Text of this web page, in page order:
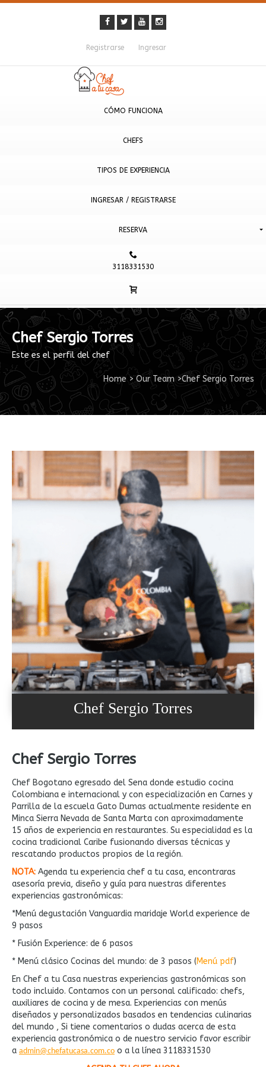
Registrarse Ingresar
CÓMO FUNCIONA
CHEFS
TIPOS DE EXPERIENCIA
INGRESAR / REGISTRARSE
RESERVA
3118331530
Chef Sergio Torres
Este es el perfil del chef
Home > Our Team >Chef Sergio Torres
Chef Sergio Torres
Chef Sergio Torres
Chef Bogotano egresado del Sena donde estudio cocina
Colombiana e internacional y con especialización en Carnes y
Parrilla de la escuela Gato Dumas actualmente residente en
Minca Sierra Nevada de Santa Marta con aproximadamente
15 años de experiencia en restaurantes. Su especialidad es la
cocina tradicional Caribe fusionando diversas técnicas y
rescatando productos propios de la región.
NOTA: Agenda tu experiencia chef a tu casa, encontraras
asesoría previa, diseño y guía para nuestras diferentes
experiencias gastronómicas:
*Menú degustación Vanguardia maridaje World experience de
9 pasos
* Fusión Experience: de 6 pasos
* Menú clásico Cocinas del mundo: de 3 pasos (Menú pdf)
En Chef a tu Casa nuestras experiencias gastronómicas son
todo incluido. Contamos con un personal calificado: chefs,
auxiliares de cocina y de mesa. Experiencias con menús
diseñados y personalizados basados en tendencias culinarias
del mundo , Si tiene comentarios o dudas acerca de esta
experiencia gastronómica o de nuestro servicio favor escribir
a admin@chefatucasa.com.co o a la línea 3118331530